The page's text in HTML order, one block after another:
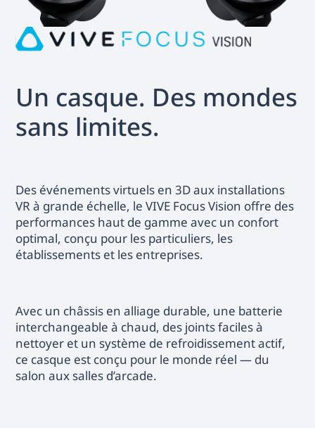
Un casque. Des mondes
sans limites.
Des événements virtuels en 3D aux installations
VR à grande échelle, le VIVE Focus Vision offre des
performances haut de gamme avec un confort
optimal, conçu pour les particuliers, les
établissements et les entreprises.
Avec un châssis en alliage durable, une batterie
interchangeable à chaud, des joints faciles à
nettoyer et un système de refroidissement actif,
ce casque est conçu pour le monde réel — du
salon aux salles d’arcade.